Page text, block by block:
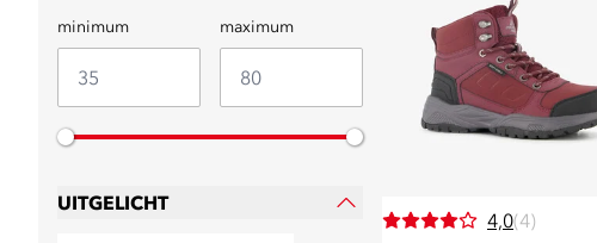
minimum maximum
UITGELICHT
4,0(4)